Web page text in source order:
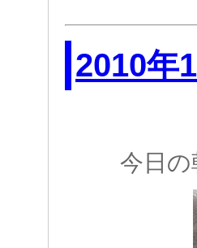
2010年
今日